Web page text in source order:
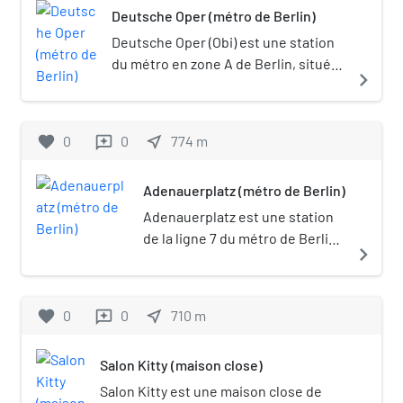
métro Wilmersdorfer Straße.
Chaque quai est équipé d'un
ascenseur et d'escaliers
une compagnie d'opéra homonyme,
ainsi que le Ballet national de Berlin
(en allemand : Staatsballett Berlin,
Deutsche Oper (métro de Berlin)
Deutsche Oper (Obi) est une station
du métro en zone A de Berlin, située
l'opéra allemand qui lui donne son
carrelés et décorés par l'artiste
navigate_next
favorite 0 reviews 0 near_me 774 m
Adenauerplatz (métro de Berlin)
Adenauerplatz est une station
de la ligne 7 du métro de Berlin,
Charlottenbourg.
navigate_next
favorite 0 reviews 0 near_me 710 m
Salon Kitty (maison close)
Salon Kitty est une maison close de